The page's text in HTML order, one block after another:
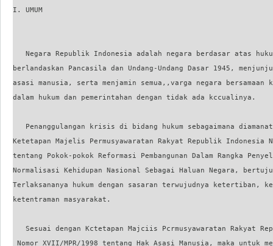
I. UMUM
Negara Republik Indonesia adalah negara berdasar atas
berlandaskan Pancasila dan Undang-Undang Dasar 1945,
asasi manusia, serta menjamin semua,,varga negara bersamaan
dalam hukum dan pemerintahan dengan tidak ada kccualinya.
Penanggulangan krisis di bidang hukum sebagaimana
Ketetapan Majelis Permusyawaratan Rakyat Republik Indonesia
tentang Pokok-pokok Reformasi Pembangunan Dalam Rangka
Normalisasi Kehidupan Nasional Sebagai Haluan Negara,
Terlaksananya hukum dengan sasaran terwujudnya ketertiban,
ketentraman masyarakat.
Sesuai dengan Kctetapan Majciis Pcrmusyawaratan Rakyat
Nomor XVII/MPR/1998 tentang Hak Asasi Manusia, maka untuk